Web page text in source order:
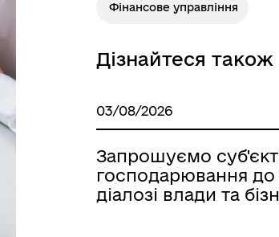
Фінансове управління
Дізнайтеся також
03/08/2026
Запрошуємо
господарювання до
діалозі влади та